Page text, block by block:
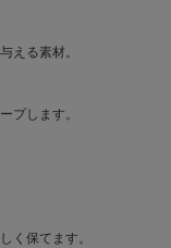
える素材。
プします。
く保てます。